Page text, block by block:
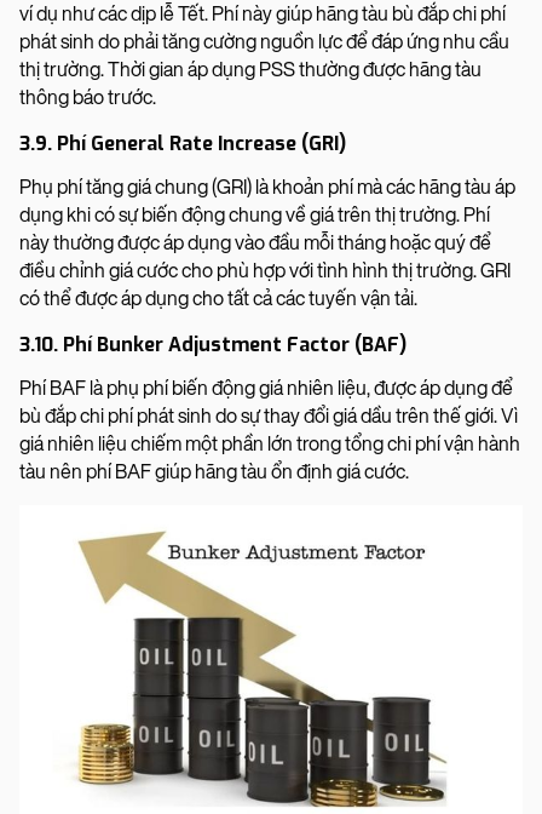
ví dụ như các dịp lễ Tết. Phí này giúp hãng tàu bù đắp chi phí
phát sinh do phải tăng cường nguồn lực để đáp ứng nhu cầu
thị trường. Thời gian áp dụng PSS thường được hãng tàu
thông báo trước.
3.9. Phí General Rate Increase (GRI)
Phụ phí tăng giá chung (GRI) là khoản phí mà các hãng tàu áp
dụng khi có sự biến động chung về giá trên thị trường. Phí
này thường được áp dụng vào đầu mỗi tháng hoặc quý để
điều chỉnh giá cước cho phù hợp với tình hình thị trường. GRI
có thể được áp dụng cho tất cả các tuyến vận tải.
3.10. Phí Bunker Adjustment Factor (BAF)
Phí BAF là phụ phí biến động giá nhiên liệu, được áp dụng để
bù đắp chi phí phát sinh do sự thay đổi giá dầu trên thế giới. Vì
giá nhiên liệu chiếm một phần lớn trong tổng chi phí vận hành
tàu nên phí BAF giúp hãng tàu ổn định giá cước.